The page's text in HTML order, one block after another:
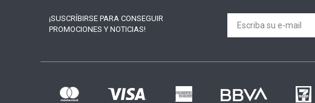
¡SUSCRÍBIRSE PARA CONSEGUIR
PROMOCIONES Y NOTICIAS!